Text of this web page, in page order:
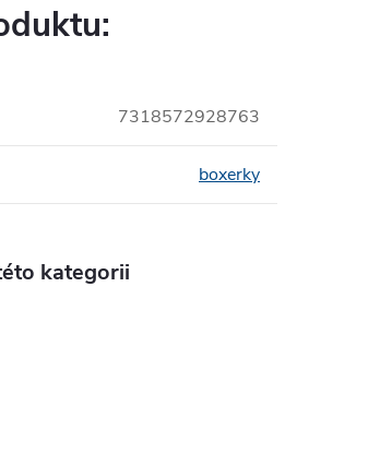
7318572928763
boxerky
kategorii